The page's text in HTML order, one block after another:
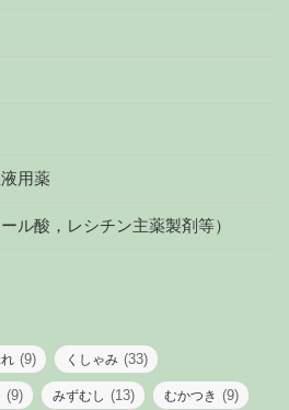
用薬
ル酸，レシチン主薬製剤等）
(9) くしゃみ (33)
(9) みずむし (13) むかつき (9)